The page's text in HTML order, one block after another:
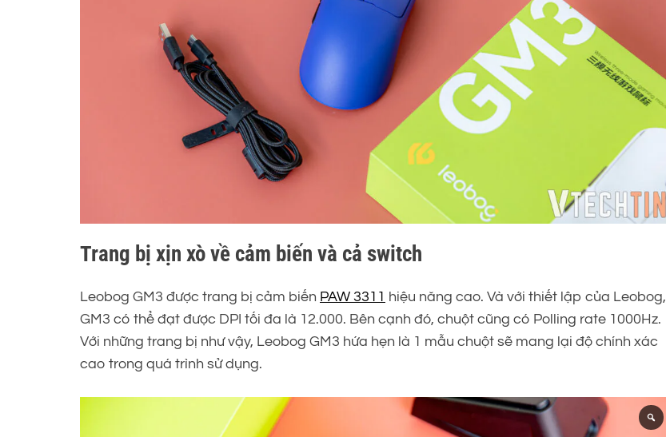
Trang bị xịn xò về cảm biến và cả switch
Leobog GM3 được trang bị cảm biến PAW 3311 hiệu năng cao. Và với thiết lập của Leobog,
GM3 có thể đạt được DPI tối đa là 12.000. Bên cạnh đó, chuột cũng có Polling rate 1000Hz.
Với những trang bị như vậy, Leobog GM3 hứa hẹn là 1 mẫu chuột sẽ mang lại độ chính xác
cao trong quá trình sử dụng.